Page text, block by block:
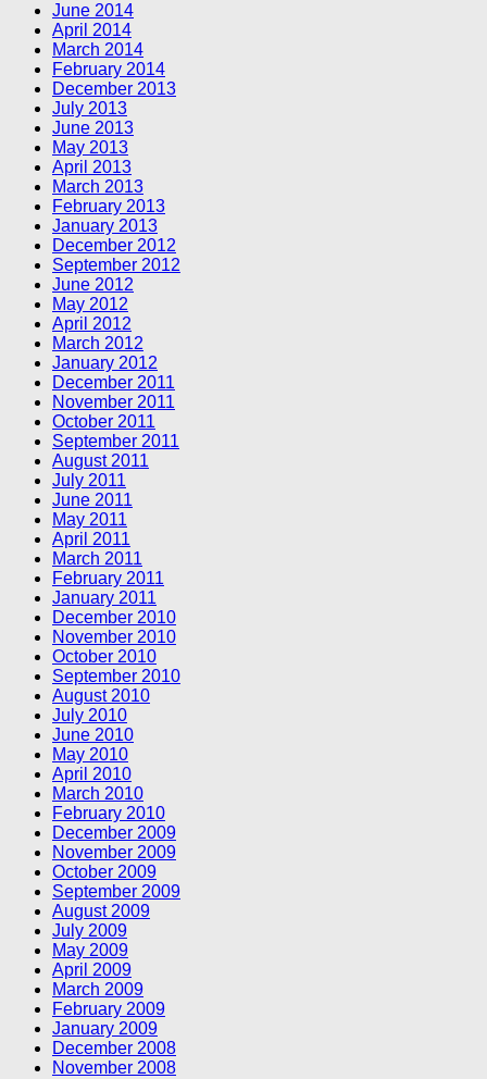
June 2014
April 2014
March 2014
February 2014
December 2013
July 2013
June 2013
May 2013
April 2013
March 2013
February 2013
January 2013
December 2012
September 2012
June 2012
May 2012
April 2012
March 2012
January 2012
December 2011
November 2011
October 2011
September 2011
August 2011
July 2011
June 2011
May 2011
April 2011
March 2011
February 2011
January 2011
December 2010
November 2010
October 2010
September 2010
August 2010
July 2010
June 2010
May 2010
April 2010
March 2010
February 2010
December 2009
November 2009
October 2009
September 2009
August 2009
July 2009
May 2009
April 2009
March 2009
February 2009
January 2009
December 2008
November 2008